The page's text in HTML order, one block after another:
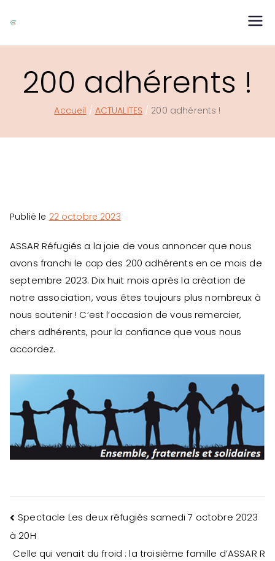
au
200 adhérents !
Accueil ACTUALITES 200 adhérents !
Publié le 22 octobre 2023
ASSAR Réfugiés a la joie de vous annoncer que nous
avons franchi le cap des 200 adhérents en ce mois de
septembre 2023. Dix huit mois après la création de
notre association, vous êtes toujours plus nombreux à
nous soutenir ! C’est l’occasion de vous remercier,
chers adhérents, pour la confiance que vous nous
accordez.
Navigation
de
Spectacle Les deux réfugiés samedi 7 octobre 2023
à 20H
Celle qui venait du froid : la troisième famille d’ASSAR R